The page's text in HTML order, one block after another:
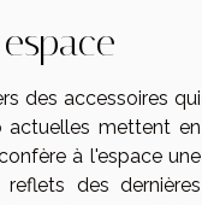
des accessoires qui
actuelles mettent en
à l'espace une
des dernières